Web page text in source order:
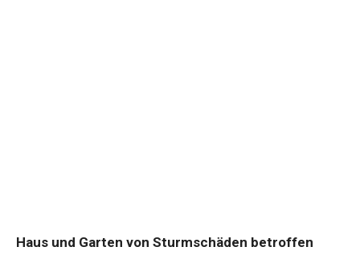
Haus und Garten von Sturmschäden betroffen